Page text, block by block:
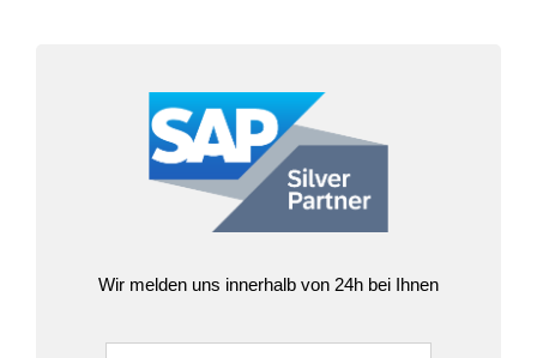
Wir melden uns innerhalb von 24h bei Ihnen